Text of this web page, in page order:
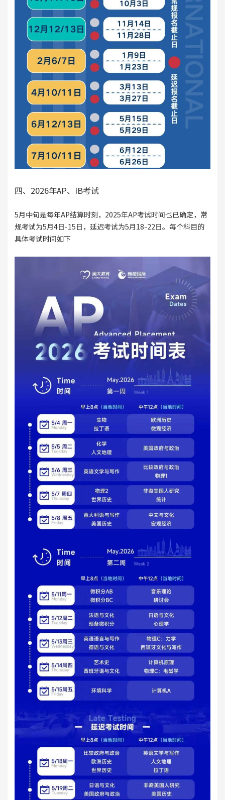
四、2026年AP、IB考试
5月中旬是每年AP结算时刻，2025年AP考试时间也已确定，常
规考试为5月4日-15日，延迟考试为5月18-22日。每个科目的
具体考试时间如下